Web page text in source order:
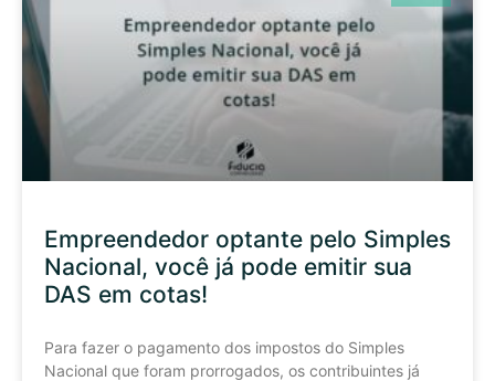
Empreendedor optante pelo Simples
Nacional, você já pode emitir sua
DAS em cotas!
Para fazer o pagamento dos impostos do Simples
Nacional que foram prorrogados, os contribuintes já